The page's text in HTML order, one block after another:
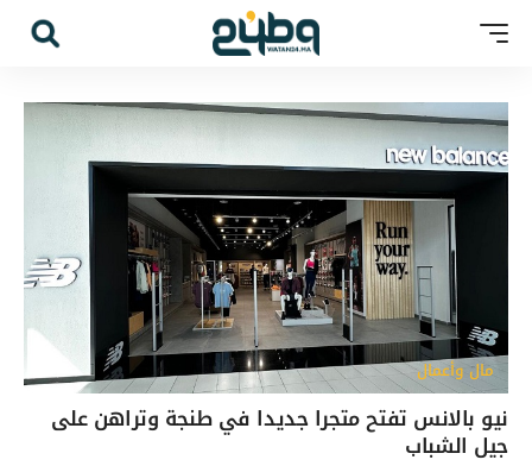
مال وأعمال
نيو بالانس تفتح متجرا جديدا في طنجة وتراهن على
جيل الشباب